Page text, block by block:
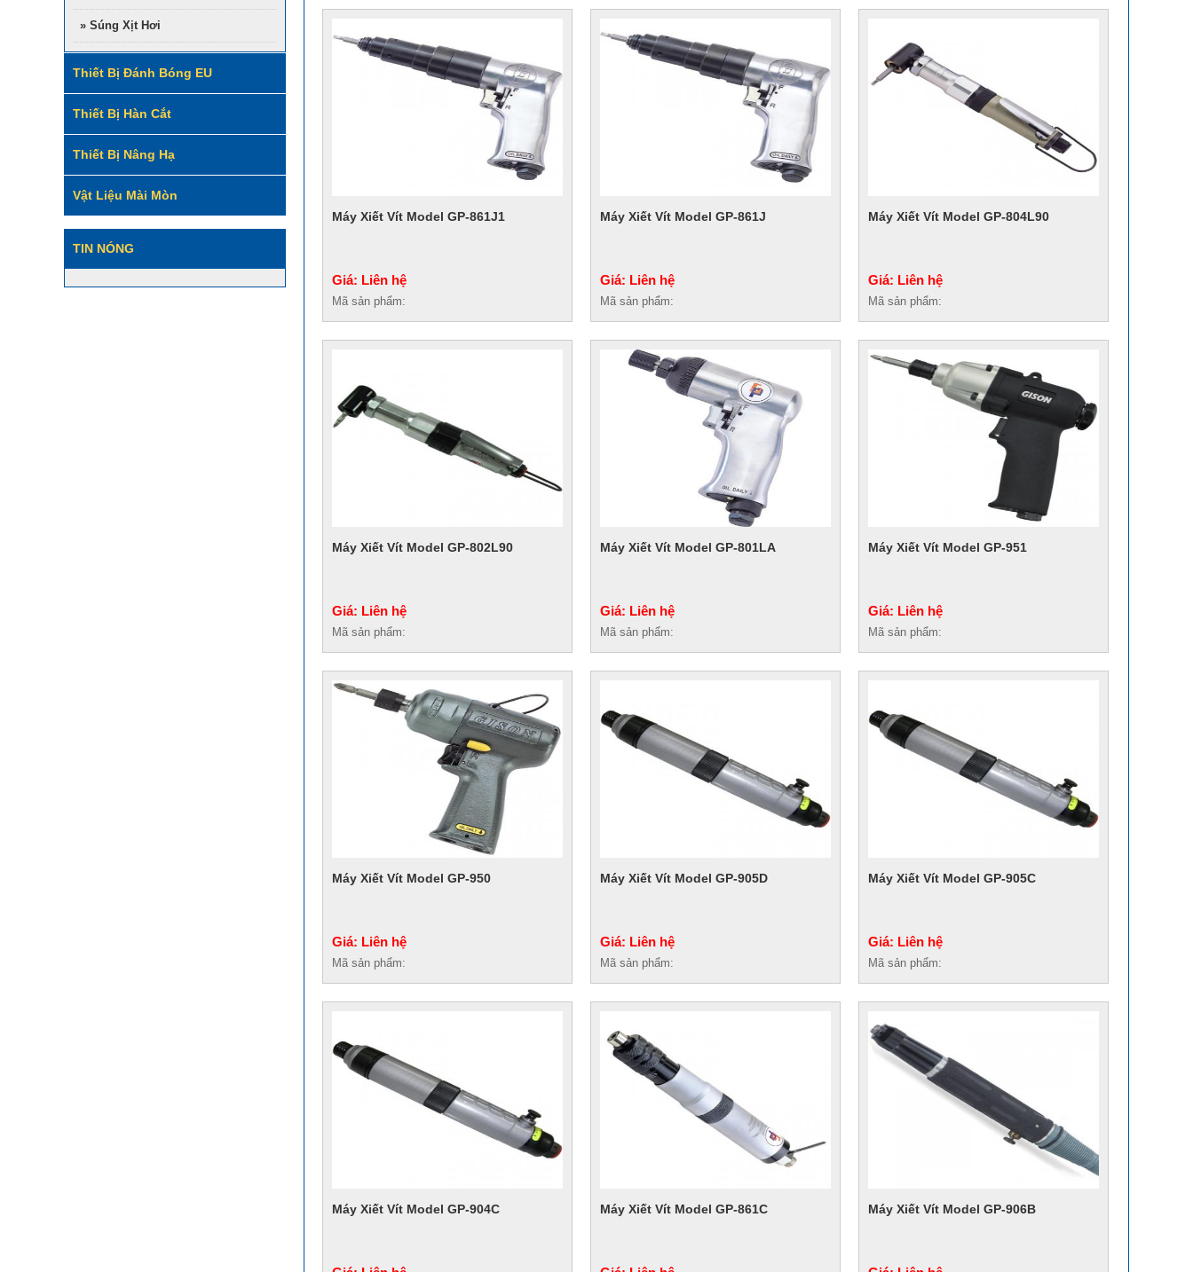
» Súng Xịt Hơi
Thiết Bị Đánh Bóng EU
Thiết Bị Hàn Cắt
Thiết Bị Nâng Hạ
Vật Liệu Mài Mòn
TIN NÓNG
Máy Xiết Vít Model GP-861J1
Giá: Liên hệ
Mã sản phẩm:
Máy Xiết Vít Model GP-861J
Giá: Liên hệ
Mã sản phẩm:
Máy Xiết Vít Model GP-804L90
Giá: Liên hệ
Mã sản phẩm:
Máy Xiết Vít Model GP-802L90
Giá: Liên hệ
Mã sản phẩm:
Máy Xiết Vít Model GP-801LA
Giá: Liên hệ
Mã sản phẩm:
Máy Xiết Vít Model GP-951
Giá: Liên hệ
Mã sản phẩm:
Máy Xiết Vít Model GP-950
Giá: Liên hệ
Mã sản phẩm:
Máy Xiết Vít Model GP-905D
Giá: Liên hệ
Mã sản phẩm:
Máy Xiết Vít Model GP-905C
Giá: Liên hệ
Mã sản phẩm:
Máy Xiết Vít Model GP-904C Máy Xiết Vít Model GP-861C Máy Xiết Vít Model GP-906B